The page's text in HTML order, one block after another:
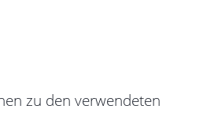
zu den verwendeten